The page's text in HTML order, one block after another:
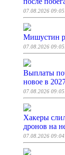
07.08.2026
Мишустин
07.08.2026
Выплаты
новое в
07.08.2026
Хакеры
дронов на
07.08.2026